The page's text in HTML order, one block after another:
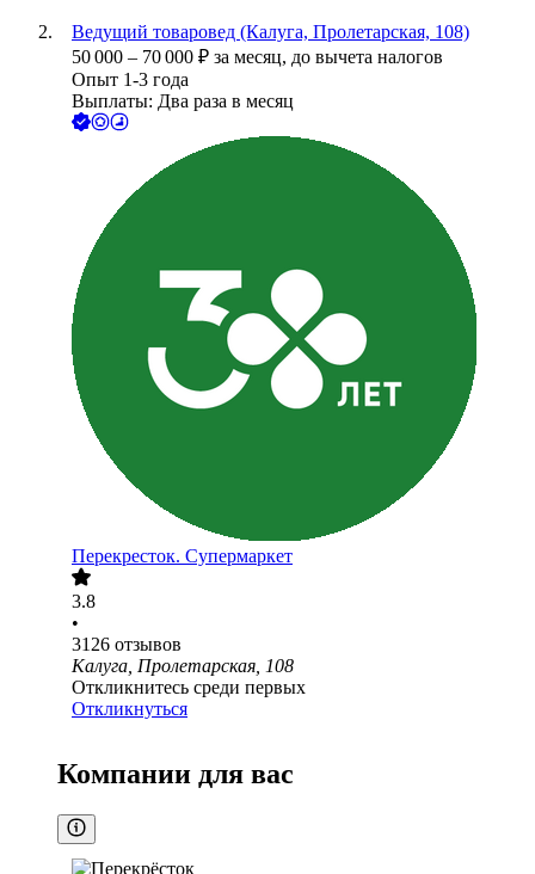
Ведущий товаровед (Калуга, Пролетарская, 108)
50 000 – 70 000 ₽ за месяц, до вычета налогов
Опыт 1-3 года
Выплаты: Два раза в месяц
Перекресток. Супермаркет
3.8
•
3126 отзывов
Калуга, Пролетарская, 108
Откликнитесь среди первых
Откликнуться
Компании для вас